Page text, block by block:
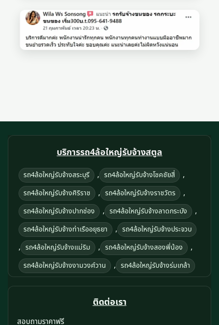
บริการรถ4ล้อใหญ่รับจ้างสตูล
รถ4ล้อใหญ่รับจ้างสระบุรี , รถ4ล้อใหญ่รับจ้างโชคชัยสี่ ,
รถ4ล้อใหญ่รับจ้างศิริราช , รถ4ล้อใหญ่รับจ้างราชวัตร ,
รถ4ล้อใหญ่รับจ้างปากช่อง , รถ4ล้อใหญ่รับจ้างลาดกระบัง ,
รถ4ล้อใหญ่รับจ้างท่าเรืออยุธยา , รถ4ล้อใหญ่รับจ้างประจวบ
, รถ4ล้อใหญ่รับจ้างแม่ริม , รถ4ล้อใหญ่รับจ้างสองพี่น้อง ,
รถ4ล้อใหญ่รับจ้างงามวงศ์วาน , รถ4ล้อใหญ่รับจ้างร่มเกล้า
ติดต่อเรา
สอบถามราคาฟรี